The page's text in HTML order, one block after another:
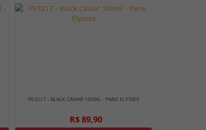
PE3217 - BLACK CAVIAR 100ML - PARIS ELYSSES
R$ 89,90